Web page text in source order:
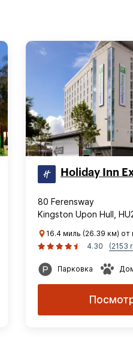
Holiday Inn
80 Ferensway
Kingston Upon Hull,
16.4 миль (26.39 км)
4.30
(2153
Парковка